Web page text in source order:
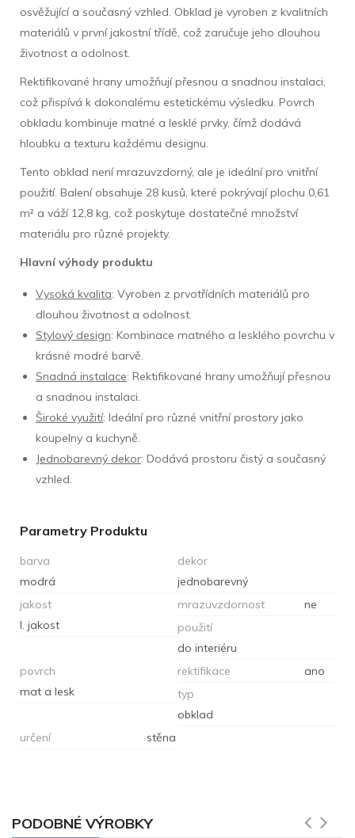
osvěžující a současný vzhled. Obklad je vyroben z kvalitních
materiálů v první jakostní třídě, což zaručuje jeho dlouhou
životnost a odolnost.
Rektifikované hrany umožňují přesnou a snadnou instalaci,
což přispívá k dokonalému estetickému výsledku. Povrch
obkladu kombinuje matné a lesklé prvky, čímž dodává
hloubku a texturu každému designu.
Tento obklad není mrazuvzdorný, ale je ideální pro vnitřní
použití. Balení obsahuje 28 kusů, které pokrývají plochu 0,61
m² a váží 12,8 kg, což poskytuje dostatečné množství
materiálu pro různé projekty.
Hlavní výhody produktu
Vysoká kvalita: Vyroben z prvotřídních materiálů pro
dlouhou životnost a odolnost.
Stylový design: Kombinace matného a lesklého povrchu v
krásné modré barvě.
Snadná instalace: Rektifikované hrany umožňují přesnou
a snadnou instalaci.
Široké využití: Ideální pro různé vnitřní prostory jako
koupelny a kuchyně.
Jednobarevný dekor: Dodává prostoru čistý a současný
vzhled.
Parametry Produktu
barva
modrá
dekor
jednobarevný
jakost
I. jakost
mrazuvzdornost
ne
použití
do interiéru
povrch
mat a lesk
rektifikace
ano
typ
obklad
určení
stěna
PODOBNÉ VÝROBKY